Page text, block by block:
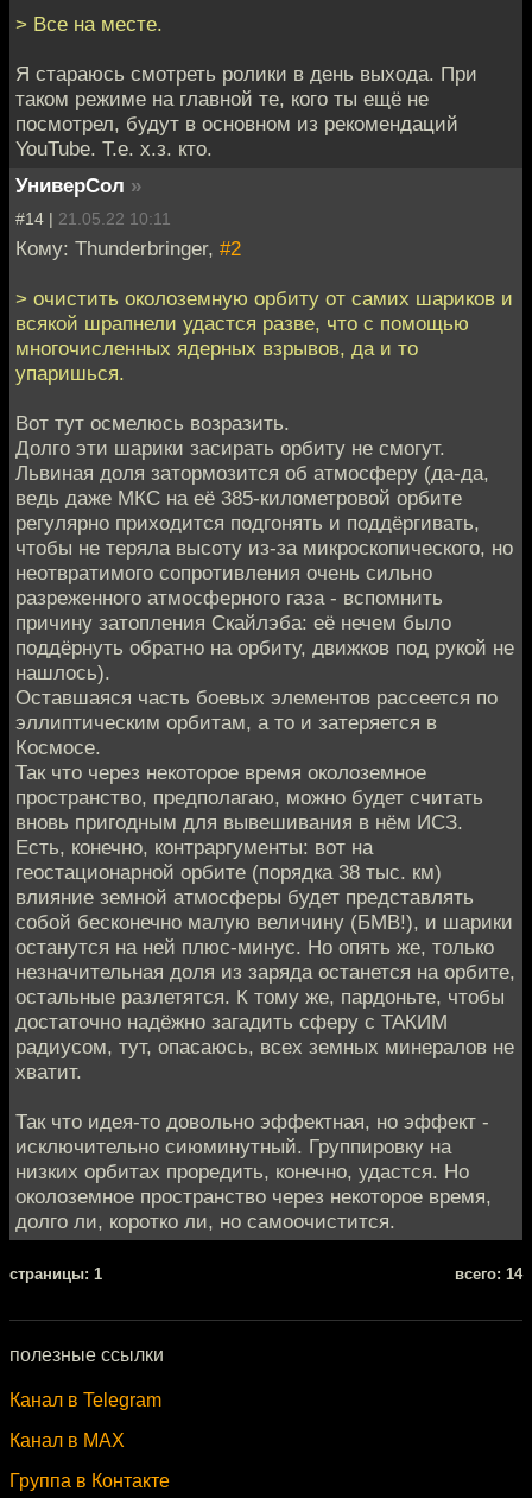
> Все на месте.
Я стараюсь смотреть ролики в день выхода. При
таком режиме на главной те, кого ты ещё не
посмотрел, будут в основном из рекомендаций
YouTube. Т.е. х.з. кто.
УниверСол »
#14 | 21.05.22 10:11
Кому: Thunderbringer, #2
> очистить околоземную орбиту от самих шариков и
всякой шрапнели удастся разве, что с помощью
многочисленных ядерных взрывов, да и то
упаришься.
Вот тут осмелюсь возразить.
Долго эти шарики засирать орбиту не смогут.
Львиная доля затормозится об атмосферу (да-да,
ведь даже МКС на её 385-километровой орбите
регулярно приходится подгонять и поддёргивать,
чтобы не теряла высоту из-за микроскопического, но
неотвратимого сопротивления очень сильно
разреженного атмосферного газа - вспомнить
причину затопления Скайлэба: её нечем было
поддёрнуть обратно на орбиту, движков под рукой не
нашлось).
Оставшаяся часть боевых элементов рассеется по
эллиптическим орбитам, а то и затеряется в
Космосе.
Так что через некоторое время околоземное
пространство, предполагаю, можно будет считать
вновь пригодным для вывешивания в нём ИСЗ.
Есть, конечно, контраргументы: вот на
геостационарной орбите (порядка 38 тыс. км)
влияние земной атмосферы будет представлять
собой бесконечно малую величину (БМВ!), и шарики
останутся на ней плюс-минус. Но опять же, только
незначительная доля из заряда останется на орбите,
остальные разлетятся. К тому же, пардоньте, чтобы
достаточно надёжно загадить сферу с ТАКИМ
радиусом, тут, опасаюсь, всех земных минералов не
хватит.
Так что идея-то довольно эффектная, но эффект -
исключительно сиюминутный. Группировку на
низких орбитах проредить, конечно, удастся. Но
околоземное пространство через некоторое время,
долго ли, коротко ли, но самоочистится.
cтраницы: 1 всего: 14
полезные ссылки
Канал в Telegram
Канал в MAX
Группа в Контакте